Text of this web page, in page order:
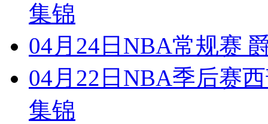
集锦
04月24日NBA常规赛
04月22日NBA季后赛
集锦